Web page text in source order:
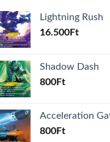
Lightning Rush
16.500Ft
Shadow Dash
800Ft
Acceleration
800Ft